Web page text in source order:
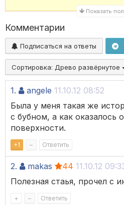
Показать
Комментарии
Подписаться на ответы
Сортировка: Древо развёрнутое
1. angele 11.10.12 08:52
Была у меня такая же
с бубном, а как оказалось
поверхности.
+1 – Ответить
2. makas 44 11.10.12
Полезная стаья, прочел с
+ – Ответить